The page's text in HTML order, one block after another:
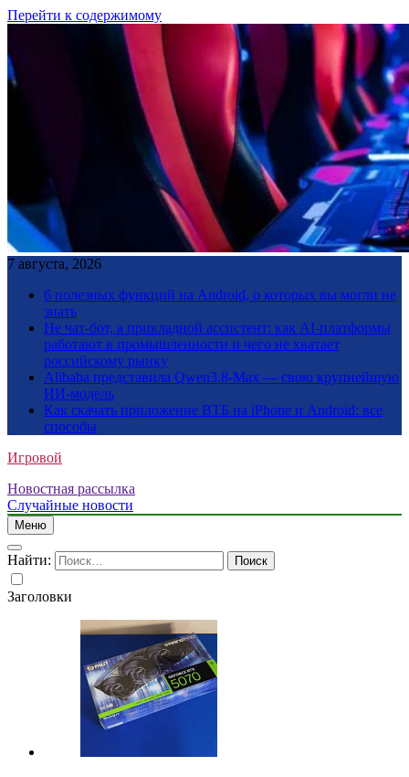
Перейти к содержимому
7 августа, 2026
6 полезных функций на Android, о которых вы могли не
знать
Не чат-бот, а прикладной ассистент: как AI-платформы
работают в промышленности и чего не хватает
российскому рынку
Alibaba представила Qwen3.8-Max — свою крупнейшую
ИИ-модель
Как скачать приложение ВТБ на iPhone и Android: все
способы
Игровой
Новостная рассылка
Случайные новости
Меню
Найти:
Заголовки